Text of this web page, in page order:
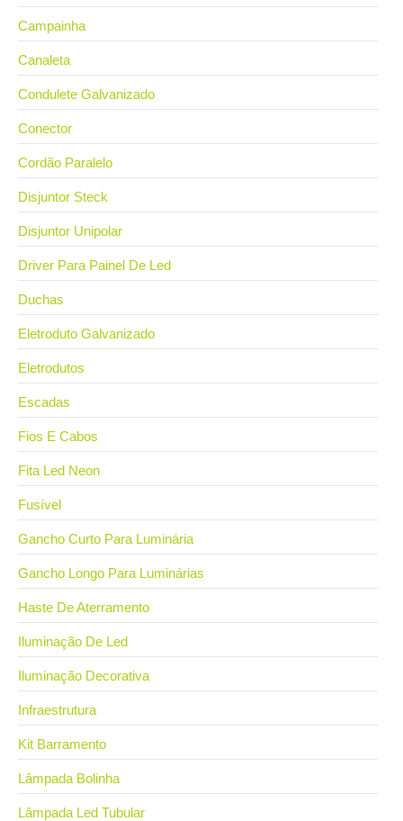
Campainha
Canaleta
Condulete Galvanizado
Conector
Cordão Paralelo
Disjuntor Steck
Disjuntor Unipolar
Driver Para Painel De Led
Duchas
Eletroduto Galvanizado
Eletrodutos
Escadas
Fios E Cabos
Fita Led Neon
Fusível
Gancho Curto Para Luminária
Gancho Longo Para Luminárias
Haste De Aterramento
Iluminação De Led
Iluminação Decorativa
Infraestrutura
Kit Barramento
Lâmpada Bolinha
Lâmpada Led Tubular